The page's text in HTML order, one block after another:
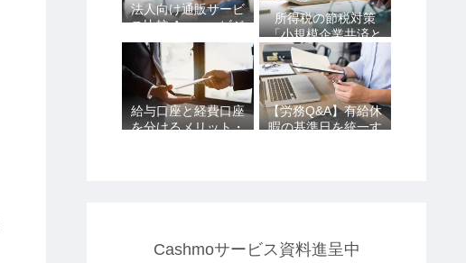
法人向け通販サービ
ス比較 Amazonビジ
ネスvsアスクルvsた
のめーる
所得税の節税対策
「小規模企業共済と
iDeCoは併用できま
す！」
給与口座と経費口座
を分けるメリット・
【労務Q&A】有給休
暇の基準日を統一す
Cashmoサービス資料進呈中